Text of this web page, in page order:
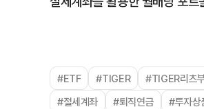
#ETF #TIGER #TIGER리츠
#절세계좌
#퇴직연금 #투자상